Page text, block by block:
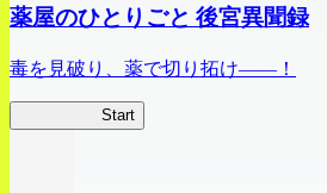
薬屋のひとりごと 後宮異聞録
毒を見破り、薬で切り拓け――！
Start